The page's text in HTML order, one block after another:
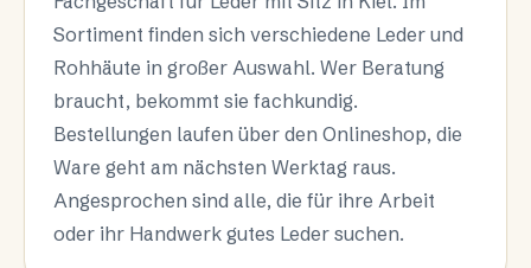
Sortiment finden sich verschiedene Leder und
Rohhäute in großer Auswahl. Wer Beratung
braucht, bekommt sie fachkundig.
Bestellungen laufen über den Onlineshop, die
Ware geht am nächsten Werktag raus.
Angesprochen sind alle, die für ihre Arbeit
oder ihr Handwerk gutes Leder suchen.